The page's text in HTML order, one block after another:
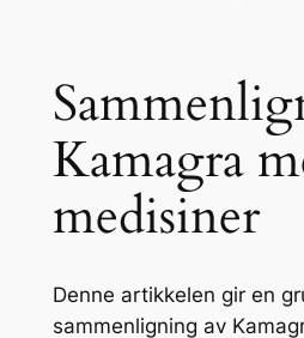
Kamagra
medisiner
Denne artikkelen gir en
sammenligning av